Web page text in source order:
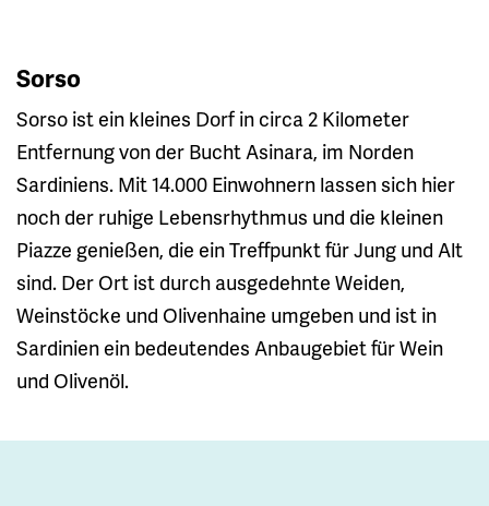
Sorso
Sorso ist ein kleines Dorf in circa 2 Kilometer
Entfernung von der Bucht Asinara, im Norden
Sardiniens. Mit 14.000 Einwohnern lassen sich hier
noch der ruhige Lebensrhythmus und die kleinen
Piazze genießen, die ein Treffpunkt für Jung und Alt
sind. Der Ort ist durch ausgedehnte Weiden,
Weinstöcke und Olivenhaine umgeben und ist in
Sardinien ein bedeutendes Anbaugebiet für Wein
und Olivenöl.